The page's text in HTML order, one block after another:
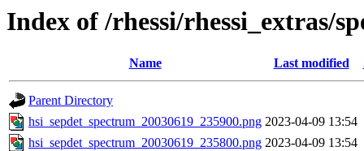
Index of /rhessi/rhessi_extras/
Name Last modified
Parent Directory
hsi_sepdet_spectrum_20030619_235900.png 2023-04-09 13:54
hsi_sepdet_spectrum_20030619_235800.png 2023-04-09 13:54